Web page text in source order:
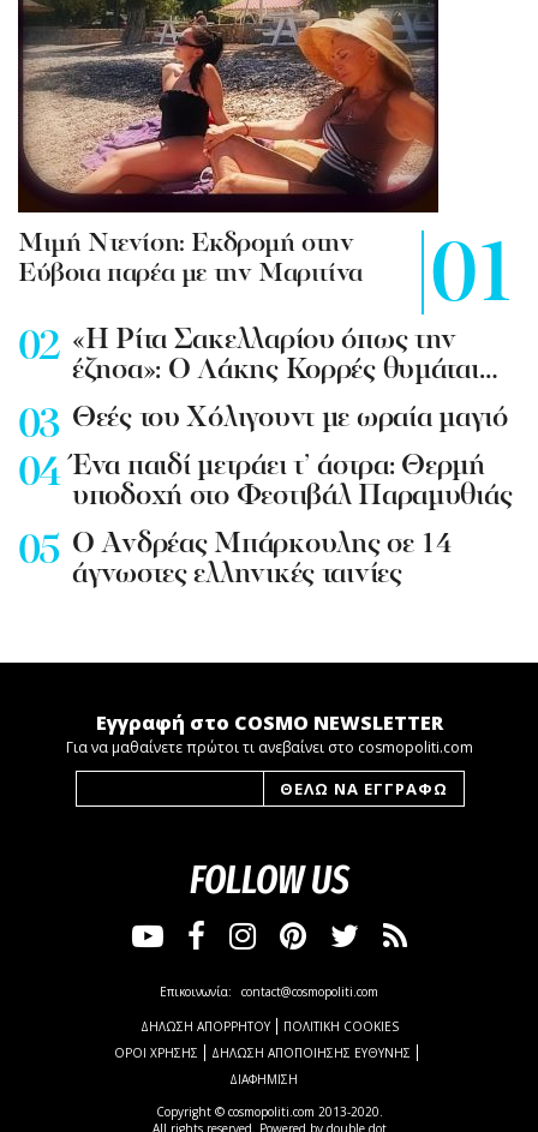
Mιμή Ντενίση: Εκδρομή στην
Εύβοια παρέα με την Μαριτίνα
«Η Ρίτα Σακελλαρίου όπως την
έζησα»: Ο Λάκης Κορρές θυμάται…
Θεές του Χόλιγουντ με ωραία μαγιό
Ένα παιδί μετράει τ’ άστρα: Θερμή
υποδοχή στο Φεστιβάλ Παραμυθιάς
Ο Ανδρέας Μπάρκουλης σε 14
άγνωστες ελληνικές ταινίες
Εγγραφή στο COSMO NEWSLETTER
Για να μαθαίνετε πρώτοι τι ανεβαίνει στο cosmopoliti.com
FOLLOW US
Copyright © cosmopoliti.com 2013-2020.
All rights reserved. Powered by double dot
Επικοινωνία: contact@cosmopoliti.com
ΔΗΛΩΣΗ ΑΠΟΡΡΗΤΟΥ
ΠΟΛΙΤΙΚΗ COOKIES
ΟΡΟΙ ΧΡΗΣΗΣ
ΔΗΛΩΣΗ ΑΠΟΠΟΙΗΣΗΣ ΕΥΘΥΝΗΣ
ΔΙΑΦΗΜΙΣΗ